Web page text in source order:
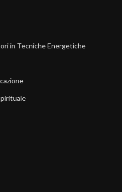
in Tecniche Energetiche